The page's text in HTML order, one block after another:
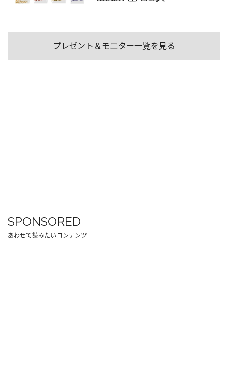
プレゼント＆モニター一覧を見る
SPONSORED
あわせて読みたいコンテンツ